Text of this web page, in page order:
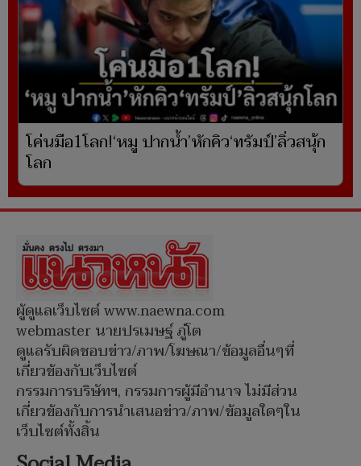
โค่นมือ1โลก!‘หมู ปากน้ำ’หักคิว‘ทรัมป์’ลิ่วสนุ้ก
โลก
ผู้ดูแลเว็บไซต์ www.naewna.com
webmaster นายปรเมษฐ์ ภู่โต
ดูแลรับผิดชอบข่าว/ภาพ/โฆษณา/ข้อมูลอื่นๆที่
เกี่ยวข้องกับเว็บไซต์
กรรมการบริษัทฯ, กรรมการผู้มีอำนาจ ไม่มีส่วน
เกี่ยวข้องกับการนำเสนอข่าว/ภาพ/ข้อมูลใดๆใน
เว็บไซต์ทั้งสิ้น